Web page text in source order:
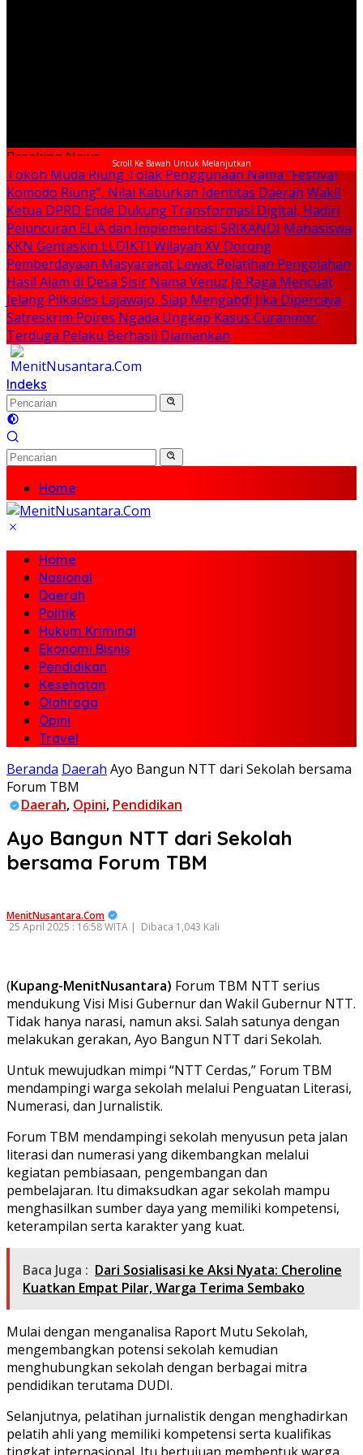
Scroll Ke Bawah Untuk Melanjutkan
Breaking News
Tokoh Muda Riung Tolak Penggunaan Nama “Festival
Komodo Riung”, Nilai Kaburkan Identitas Daerah Wakil
Ketua DPRD Ende Dukung Transformasi Digital, Hadiri
Peluncuran ELiA dan Implementasi SRIKANDI Mahasiswa
KKN Gentaskin LLDIKTI Wilayah XV Dorong
Pemberdayaan Masyarakat Lewat Pelatihan Pengolahan
Hasil Alam di Desa Sisir Nama Venuz Je Raga Mencuat
Jelang Pilkades Lajawajo, Siap Mengabdi Jika Dipercaya
Satreskrim Polres Ngada Ungkap Kasus Curanmor,
Terduga Pelaku Berhasil Diamankan
Indeks
Home
Nasional
Hukum Kriminal
Ekonomi Bisnis
Pendidikan
Kesehatan
Olahraga
Opini
Travel
Home
Nasional
Daerah
Politik
Hukum Kriminal
Ekonomi Bisnis
Pendidikan
Kesehatan
Olahraga
Opini
Travel
Beranda Daerah Ayo Bangun NTT dari Sekolah bersama
Forum TBM
Daerah, Opini, Pendidikan
Ayo Bangun NTT dari Sekolah
bersama Forum TBM
MenitNusantara.Com
25 April 2025 : 16:58 WITA | Dibaca 1,043 Kali
(Kupang-MenitNusantara) Forum TBM NTT serius
mendukung Visi Misi Gubernur dan Wakil Gubernur NTT.
Tidak hanya narasi, namun aksi. Salah satunya dengan
melakukan gerakan, Ayo Bangun NTT dari Sekolah.
Untuk mewujudkan mimpi “NTT Cerdas,” Forum TBM
mendampingi warga sekolah melalui Penguatan Literasi,
Numerasi, dan Jurnalistik.
Forum TBM mendampingi sekolah menyusun peta jalan
literasi dan numerasi yang dikembangkan melalui
kegiatan pembiasaan, pengembangan dan
pembelajaran. Itu dimaksudkan agar sekolah mampu
menghasilkan sumber daya yang memiliki kompetensi,
keterampilan serta karakter yang kuat.
Baca Juga : Dari Sosialisasi ke Aksi Nyata: Cheroline
Kuatkan Empat Pilar, Warga Terima Sembako
Mulai dengan menganalisa Raport Mutu Sekolah,
mengembangkan potensi sekolah kemudian
menghubungkan sekolah dengan berbagai mitra
pendidikan terutama DUDI.
Selanjutnya, pelatihan jurnalistik dengan menghadirkan
pelatih ahli yang memiliki kompetensi serta kualifikas
tingkat internasional. Itu bertujuan membentuk warga